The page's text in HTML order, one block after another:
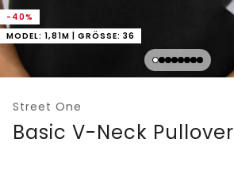
-40%
MODEL: 1,81M | GRÖSSE: 36
Street One
Basic V-Neck Pullover